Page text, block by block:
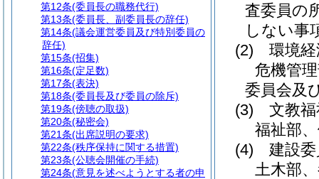
査委員の
しない事
(2)
環境
危機管
委員会及
(3)
文教
福祉部
(4)
建設
土木部
第12条(委員長の職務代行)
第13条(委員長、副委員長の辞任)
第14条(議会運営委員及び特別委員の
辞任)
第15条(招集)
第16条(定足数)
第17条(表決)
第18条(委員長及び委員の除斥)
第19条(傍聴の取扱)
第20条(秘密会)
第21条(出席説明の要求)
第22条(秩序保持に関する措置)
第23条(公聴会開催の手続)
第24条(意見を述べようとする者の申